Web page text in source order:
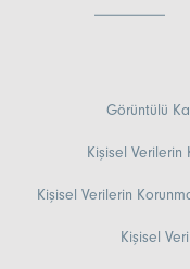
Görüntülü
Kişisel Verilerin
Kişisel Verilerin
Kişisel